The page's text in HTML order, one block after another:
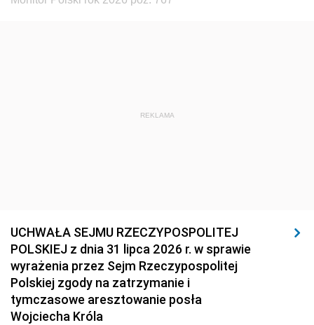
REKLAMA
UCHWAŁA SEJMU RZECZYPOSPOLITEJ
POLSKIEJ z dnia 31 lipca 2026 r. w sprawie
wyrażenia przez Sejm Rzeczypospolitej
Polskiej zgody na zatrzymanie i
tymczasowe aresztowanie posła
Wojciecha Króla